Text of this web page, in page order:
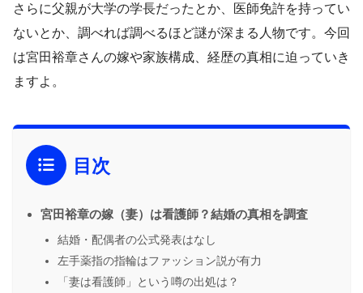
さらに父親が大学の学長だったとか、医師免許を持ってい
ないとか、調べれば調べるほど謎が深まる人物です。今回
は宮田裕章さんの嫁や家族構成、経歴の真相に迫っていき
ますよ。
目次
宮田裕章の嫁（妻）は看護師？結婚の真相を調査
結婚・配偶者の公式発表はなし
左手薬指の指輪はファッション説が有力
「妻は看護師」という噂の出処は？